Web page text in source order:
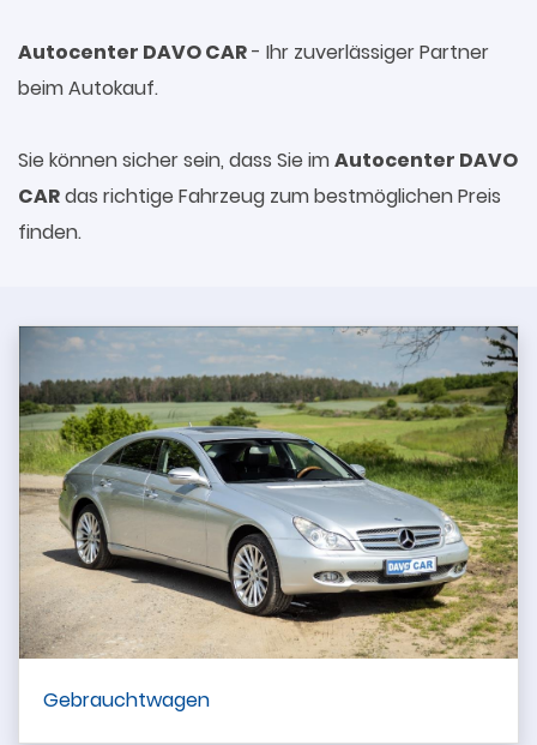
Autocenter DAVO CAR- Ihr zuverlässiger Partner
beim Autokauf.
Sie können sicher sein, dass Sie imAutocenter DAVO
CARdas richtige Fahrzeug zum bestmöglichen Preis
finden.
Gebrauchtwagen